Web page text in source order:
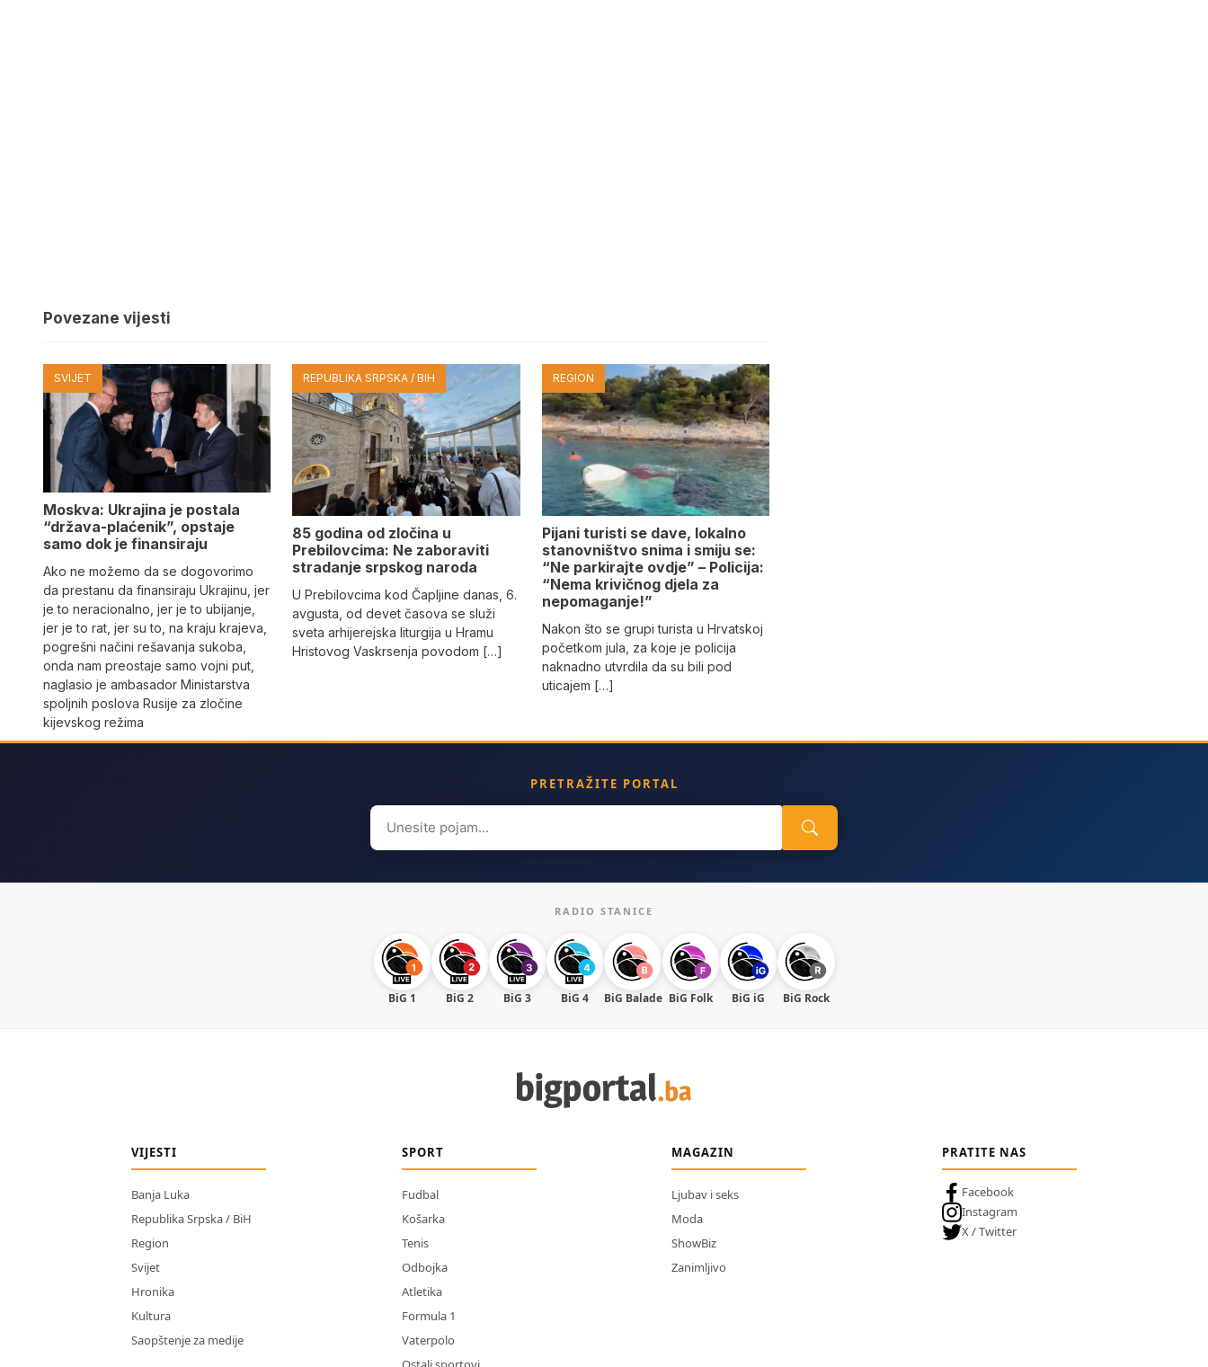
Povezane vijesti
SVIJET
Moskva: Ukrajina je postala
“država-plaćenik”, opstaje
samo dok je finansiraju
Ako ne možemo da se dogovorimo
da prestanu da finansiraju Ukrajinu, jer
je to neracionalno, jer je to ubijanje,
jer je to rat, jer su to, na kraju krajeva,
pogrešni načini rešavanja sukoba,
onda nam preostaje samo vojni put,
naglasio je ambasador Ministarstva
spoljnih poslova Rusije za zločine
kijevskog režima
REPUBLIKA SRPSKA / BIH
85 godina od zločina u
Prebilovcima: Ne zaboraviti
stradanje srpskog naroda
U Prebilovcima kod Čapljine danas, 6.
avgusta, od devet časova se služi
sveta arhijerejska liturgija u Hramu
Hristovog Vaskrsenja povodom […]
REGION
Pijani turisti se dave, lokalno
stanovništvo snima i smiju se:
“Ne parkirajte ovdje” – Policija:
“Nema krivičnog djela za
nepomaganje!”
Nakon što se grupi turista u Hrvatskoj
početkom jula, za koje je policija
naknadno utvrdila da su bili pod
uticajem […]
PRETRAŽITE PORTAL
Search
for:
RADIO STANICE
BiG 1 BiG 2 BiG 3 BiG 4 BiG Balade BiG Folk BiG iG BiG Rock
VIJESTI
Banja Luka
Republika Srpska / BiH
Region
Svijet
Hronika
Kultura
Saopštenje za medije
SPORT
Fudbal
Košarka
Tenis
Odbojka
Atletika
Formula 1
Vaterpolo
MAGAZIN
Ljubav i seks
Moda
ShowBiz
Zanimljivo
PRATITE NAS
Facebook
Instagram
X / Twitter